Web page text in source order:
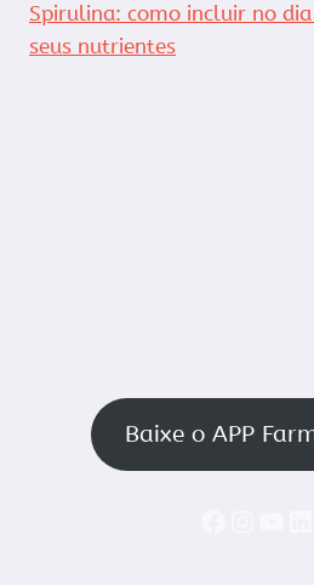
Spirulina: como incluir no
seus nutrientes
Baixe o APP